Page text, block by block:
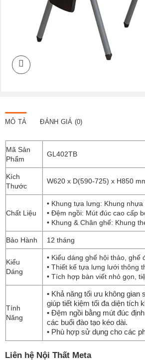
MÔ TẢ ĐÁNH GIÁ (0)
Mã Sản
Phẩm
GL402TB
Kích
Thước
W620 x D(590-725) x H850
Chất Liệu
• Khung tựa lưng: Khung
• Đệm ngồi: Mút đúc cao cấp
• Khung & Chân ghế: Khung
Bảo Hành 12 tháng
Kiểu
Dáng
• Kiểu dáng ghế hội thảo, ghế
• Thiết kế tựa lưng lưới thông
• Tích hợp bàn viết nhỏ gọn,
Tính
Năng
• Khả năng tối ưu không gian
giúp tiết kiệm tối đa diện tích
• Đệm ngồi bằng mút đúc
các buổi đào tạo kéo dài.
• Phù hợp sử dụng cho các
Liên hệ Nội Thất Meta